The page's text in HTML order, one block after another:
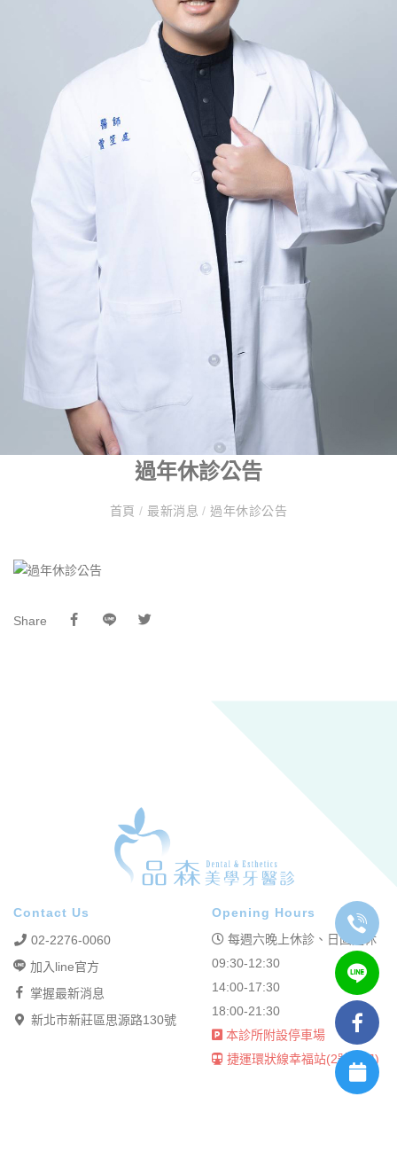
過年休診公告
首頁/ 最新消息/ 過年休診公告
Share
Contact Us
02-2276-0060
加入line官方
掌握最新消息
新北市新莊區思源路130號
Opening Hours
每週六晚上休診、日固定休
09:30-12:30
14:00-17:30
18:00-21:30
本診所附設停車場
捷運環狀線幸福站(2號出口)